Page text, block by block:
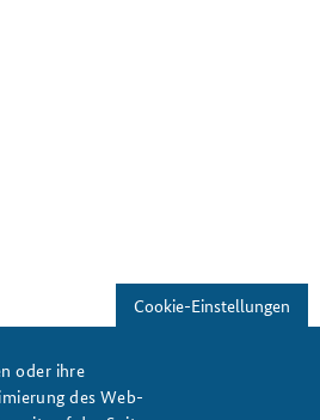
Cookie-Einstellungen
oder ihre
des Web-